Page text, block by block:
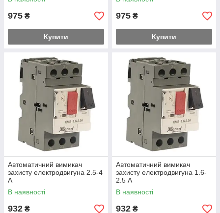
975 ₴
Купити
975 ₴
Купити
Автоматичний вимикач
захисту електродвигуна 2.5-4
А
В наявності
932 ₴
Автоматичний вимикач
захисту електродвигуна 1.6-
2.5 А
В наявності
932 ₴